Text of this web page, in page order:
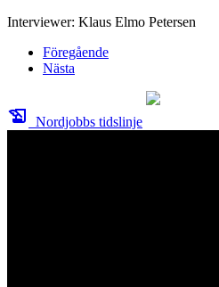
Interviewer: Klaus Elmo Petersen
Föregående
Nästa
history_edu Nordjobbs tidslinje